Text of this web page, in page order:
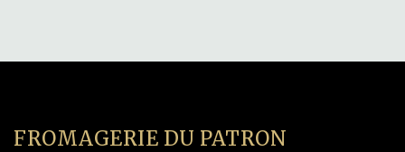
FROMAGERIE DU PATRON